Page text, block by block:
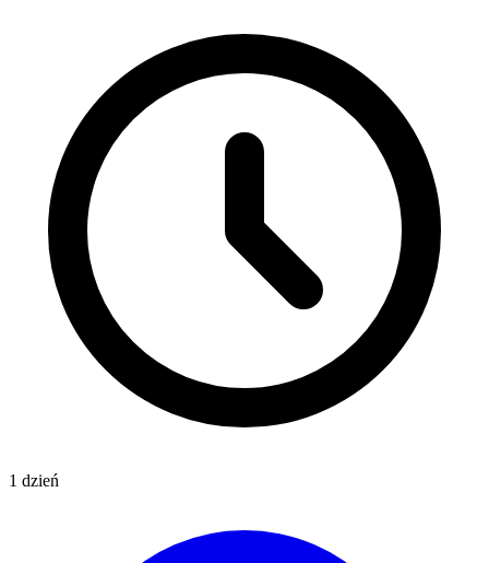
1 dzień